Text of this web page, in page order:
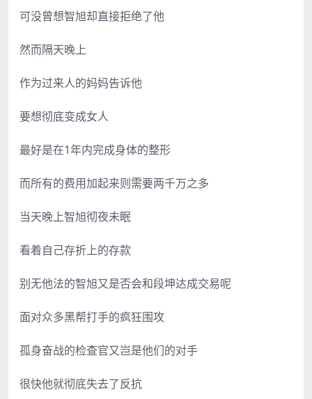
可没曾想智旭却直接拒绝了他
然而隔天晚上
作为过来人的妈妈告诉他
要想彻底变成女人
最好是在1年内完成身体的整形
而所有的费用加起来则需要两千万之多
当天晚上智旭彻夜未眠
看着自己存折上的存款
别无他法的智旭又是否会和段坤达成交易呢
面对众多黑帮打手的疯狂围攻
孤身奋战的检查官又岂是他们的对手
很快他就彻底失去了反抗